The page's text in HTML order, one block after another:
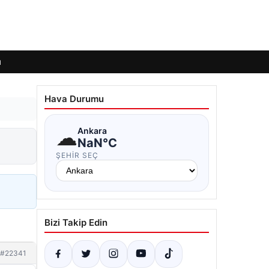
#22341
Hava Durumu
☁Ankara
NaN°C
ŞEHIR SEÇ
Bizi Takip Edin